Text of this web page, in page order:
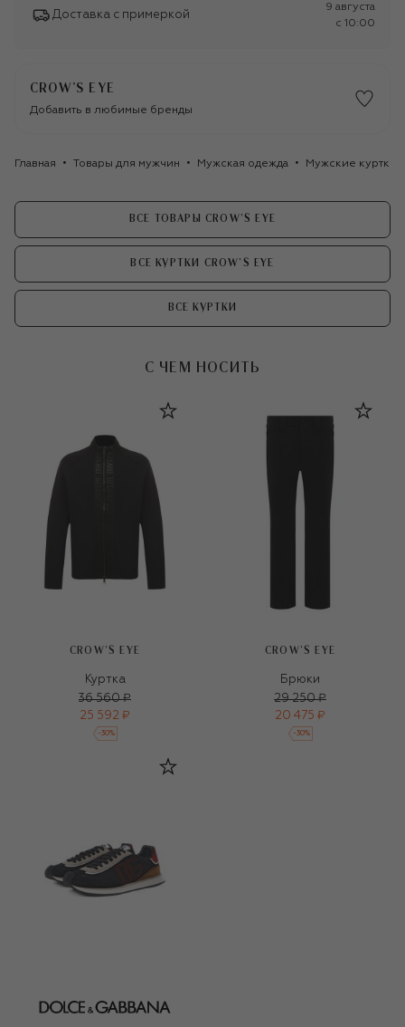
Доставка с примеркой
9 августа
c 10:00
CROW’S EYE
Добавить в любимые бренды
Главная Товары для мужчин Мужская одежда Мужские куртки
ВСЕ ТОВАРЫ CROW’S EYE
ВСЕ КУРТКИ CROW’S EYE
ВСЕ КУРТКИ
С ЧЕМ НОСИТЬ
CROW’S EYE
Куртка
36 560 ₽
25 592 ₽
-30%
CROW’S EYE
Брюки
29 250 ₽
20 475 ₽
-30%